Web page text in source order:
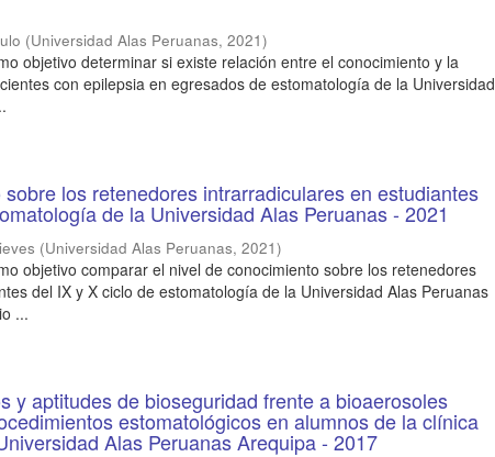
(Universidad Alas Peruanas,2021)
objetivo determinar si existe relación entre el conocimiento y la
con epilepsia en egresados de estomatología de la Universidad
los retenedores intrarradiculares en estudiantes
de la Universidad Alas Peruanas - 2021
(Universidad Alas Peruanas,2021)
objetivo comparar el nivel de conocimiento sobre los retenedores
del IX y X ciclo de estomatología de la Universidad Alas Peruanas
...
y aptitudes de bioseguridad frente a bioaerosoles
estomatológicos en alumnos de la clínica
Alas Peruanas Arequipa - 2017